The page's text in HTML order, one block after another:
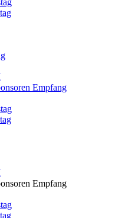
Empfang
Empfang